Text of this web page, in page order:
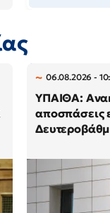
06.08.2026 -
ΥΠΑΙΘΑ:
αποσπάσεις